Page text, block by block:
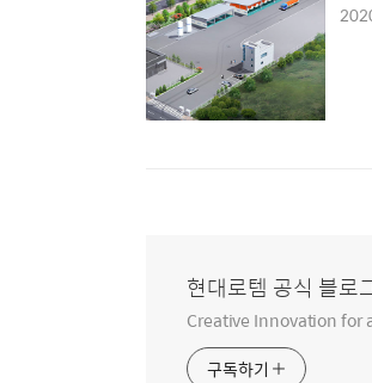
현대로템 공식 블로
Creative Innovation for
구독하기